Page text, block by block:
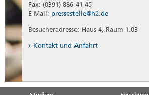
Fax: (0391) 886 41 45
E-Mail: pressestelle@h2.de
Besucheradresse: Haus 4, Raum 1.03
Kontakt und Anfahrt